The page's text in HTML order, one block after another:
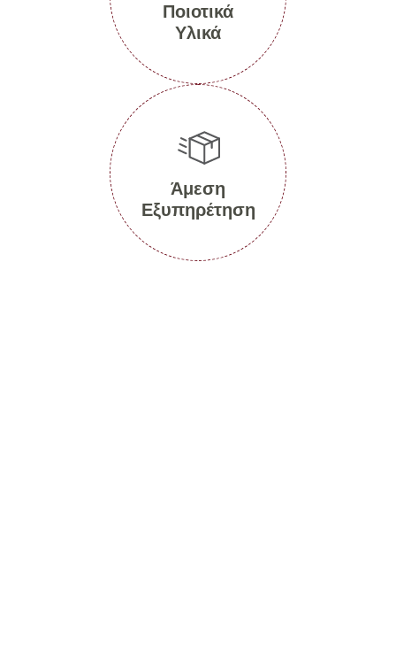
Ποιοτικά
Υλικά
Άμεση
Εξυπηρέτηση